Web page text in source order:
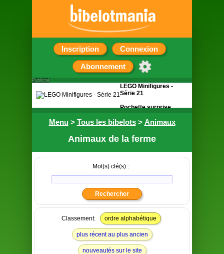
Inscription Connexion
Abonnement
Menu> Tous les bibelots> Animaux
Animaux de la ferme
Mot(s) clé(s) :
Classement: ordre alphabétique
plus récent au plus ancien
nouveautés sur le site
Publicité
LEGO Minifigures -
Série 21
Pochette surprise